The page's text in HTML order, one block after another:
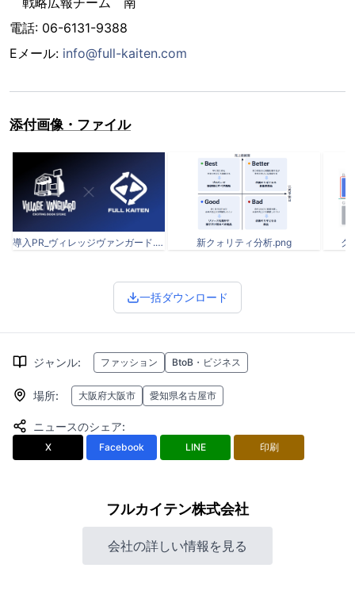
電話: 06-6131-9388
Eメール: info@full-kaiten.com
添付画像・ファイル
導入PR_ヴィレッジヴァンガード.jpg 新クォリティ分析.png ク
一括ダウンロード
ジャンル: ファッション BtoB・ビジネス
場所: 大阪府大阪市 愛知県名古屋市
ニュースのシェア:
X Facebook LINE 印刷
フルカイテン株式会社
会社の詳しい情報を見る